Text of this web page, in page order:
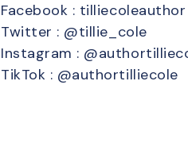
Facebook : tilliecoleauthor
Twitter : @tillie_cole
Instagram :
TikTok : @authortilliecole